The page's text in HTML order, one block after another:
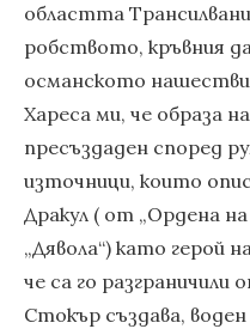
областта
робството, кръвния
османското
Хареса ми, че образа
пресъздаден според
източници, които
Дракул ( от „Ордена
„Дявола“) като герой
че са го
Стокър създава,